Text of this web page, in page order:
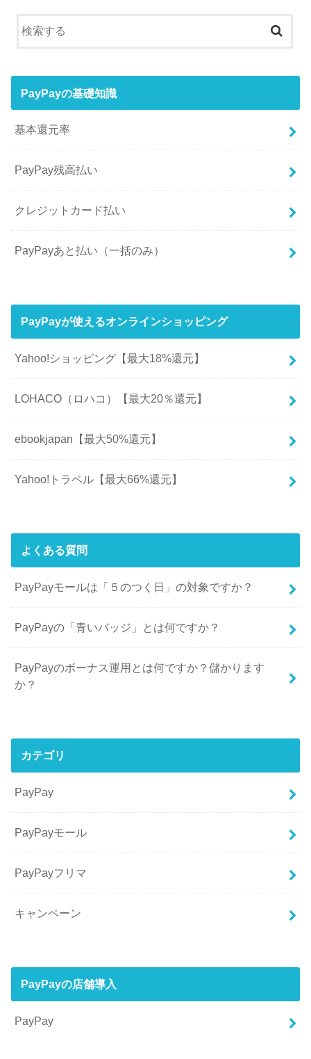
PayPayの基礎知識
基本還元率
PayPay残高払い
クレジットカード払い
PayPayあと払い（一括のみ）
PayPayが使えるオンラインショッピング
Yahoo!ショッピング【最大18%還元】
LOHACO（ロハコ）【最大20％還元】
ebookjapan【最大50%還元】
Yahoo!トラベル【最大66%還元】
よくある質問
PayPayモールは「５のつく日」の対象ですか？
PayPayの「青いバッジ」とは何ですか？
PayPayのボーナス運用とは何ですか？儲かります
か？
カテゴリ
PayPay
PayPayモール
PayPayフリマ
キャンペーン
PayPayの店舗導入
PayPay